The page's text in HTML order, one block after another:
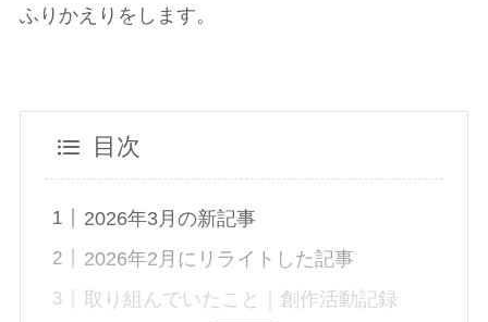
ふりかえりをします。
目次
2026年3月の新記事
2026年2月にリライトした記事
取り組んでいたこと｜創作活動記録